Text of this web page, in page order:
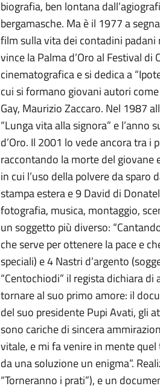
biografia, ben lontana
bergamasche. Ma è il 1977 a
film sulla vita dei contadini
vince la Palma d’Oro al Festival
cinematografica e si dedica a
cui si formano giovani autori
Gay, Maurizio Zaccaro. Nel 1987
“Lunga vita alla signora” e l’anno
d’Oro. Il 2001 lo vede ancora tra i
raccontando la morte del
in cui l’uso della polvere da sparo
stampa estera e 9 David di
fotografia, musica, montaggio,
un soggetto più diverso:
che serve per ottenere la pace e
speciali) e 4 Nastri d’argento
“Centochiodi” il regista dichiara
tornare al suo primo amore: il
del suo presidente Pupi Avati, gli
sono cariche di sincera
vitale, e mi fa venire in mente
da una soluzione un enigma”.
“Torneranno i prati”), e un